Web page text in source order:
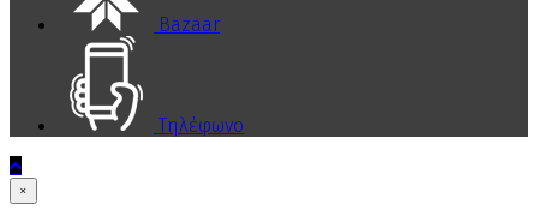
Bazaar
Τηλέφωνο
×